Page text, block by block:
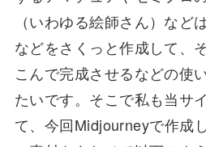
（いわゆる絵師さん）な
などをさくっと作成して、
こんで完成させるなどの使
たいです。そこで私も当サ
て、今回Midjourneyで作成